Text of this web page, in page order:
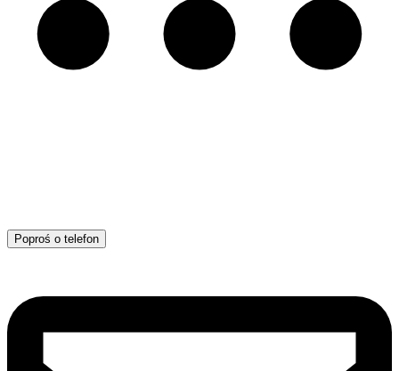
Poproś o telefon